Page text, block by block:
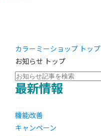
カラーミーショップ トップ
お知らせ トップ
最新情報
機能改善
キャンペーン